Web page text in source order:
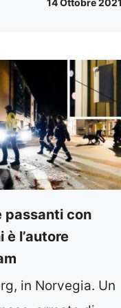
passanti con
l’autore
in Norvegia. Un